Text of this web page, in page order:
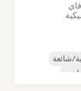
شائعة